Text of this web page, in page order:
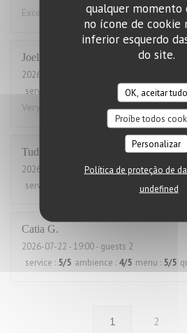
qualquer momento
no ícone de cookie
inferior esquerdo
do site.
OK, aceitar tudo
Proíbe todos
Personalizar
Política de proteção de
undefined
Excellent food and service. Also good
Joelle
2026-07-30
service
/5 menu:5/5
Very good and always great service
Tudor
2026-07-30
- 12:15 - guests 2
service
menu: 5/5
Catia G
2026-07-22 - 19:00 - guests 2
service : 5/5 ambience : 4/5 menu : 5/5
1 2